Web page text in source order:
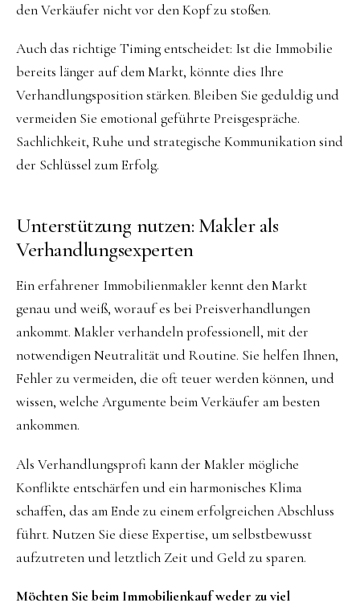
den Verkäufer nicht vor den Kopf zu stoßen.
Auch das richtige Timing entscheidet: Ist die Immobilie
bereits länger auf dem Markt, könnte dies Ihre
Verhandlungsposition stärken. Bleiben Sie geduldig und
vermeiden Sie emotional geführte Preisgespräche.
Sachlichkeit, Ruhe und strategische Kommunikation sind
der Schlüssel zum Erfolg.
Unterstützung nutzen: Makler als
Verhandlungsexperten
Ein erfahrener Immobilienmakler kennt den Markt
genau und weiß, worauf es bei Preisverhandlungen
ankommt. Makler verhandeln professionell, mit der
notwendigen Neutralität und Routine. Sie helfen Ihnen,
Fehler zu vermeiden, die oft teuer werden können, und
wissen, welche Argumente beim Verkäufer am besten
ankommen.
Als Verhandlungsprofi kann der Makler mögliche
Konflikte entschärfen und ein harmonisches Klima
schaffen, das am Ende zu einem erfolgreichen Abschluss
führt. Nutzen Sie diese Expertise, um selbstbewusst
aufzutreten und letztlich Zeit und Geld zu sparen.
Möchten Sie beim Immobilienkauf weder zu viel